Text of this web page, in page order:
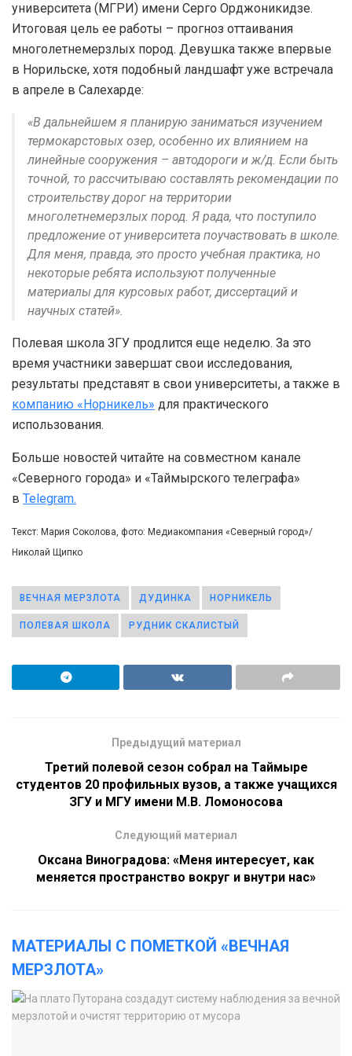
университета (МГРИ) имени Серго Орджоникидзе.
Итоговая цель ее работы – прогноз оттаивания
многолетнемерзлых пород. Девушка также впервые
в Норильске, хотя подобный ландшафт уже встречала
в апреле в Салехарде:
«В дальнейшем я планирую заниматься изучением
термокарстовых озер, особенно их влиянием на
линейные сооружения – автодороги и ж/д. Если быть
точной, то рассчитываю составлять рекомендации по
строительству дорог на территории
многолетнемерзлых пород. Я рада, что поступило
предложение от университета поучаствовать в школе.
Для меня, правда, это просто учебная практика, но
некоторые ребята используют полученные
материалы для курсовых работ, диссертаций и
научных статей».
Полевая школа ЗГУ продлится еще неделю. За это
время участники завершат свои исследования,
результаты представят в свои университеты, а также в
компанию «Норникель» для практического
использования.
Больше новостей читайте на совместном канале
«Северного города» и «Таймырского телеграфа»
в Telegram.
Текст: Мария Соколова, фото: Медиакомпания «Северный город»/
Николай Щипко
ВЕЧНАЯ МЕРЗЛОТА ДУДИНКА НОРНИКЕЛЬ
ПОЛЕВАЯ ШКОЛА РУДНИК СКАЛИСТЫЙ
Предыдущий материал
Третий полевой сезон собрал на Таймыре
студентов 20 профильных вузов, а также учащихся
ЗГУ и МГУ имени М.В. Ломоносова
Следующий материал
Оксана Виноградова: «Меня интересует, как
меняется пространство вокруг и внутри нас»
МАТЕРИАЛЫ С ПОМЕТКОЙ «ВЕЧНАЯ
МЕРЗЛОТА»